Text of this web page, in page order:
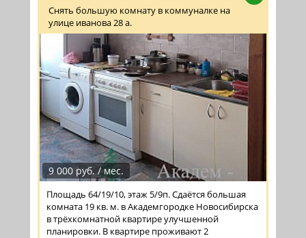
Снять большую комнату в коммуналке на
улице иванова 28 а.
9 000 руб. / мес.
Площадь 64/19/10, этаж 5/9п. Сдаётся большая
комната 19 кв. м. в Академгородке Новосибирска
в трёхкомнатной квартире улучшенной
планировки. В квартире проживают 2